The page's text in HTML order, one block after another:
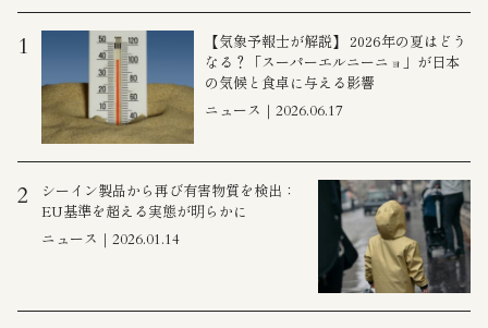
1
【気象予報士が解説】 2026年の夏はどう
なる？「スーパーエルニーニョ」が日本
の気候と食卓に与える影響
ニュース｜2026.06.17
2
シーイン製品から再び有害物質を検出：
EU基準を超える実態が明らかに
ニュース｜2026.01.14